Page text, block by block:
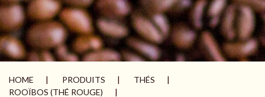
HOME PRODUITS
THÉS
ROOÏBOS (THÉ ROUGE)